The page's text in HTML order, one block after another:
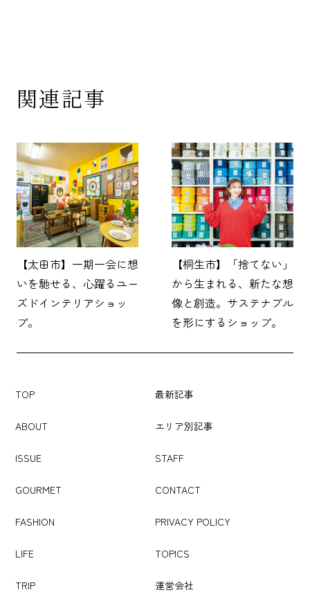
関連記事
【太田市】一期一会に想
いを馳せる、心躍るユー
ズドインテリアショッ
プ。
【桐生市】「捨てない」
から生まれる、新たな想
像と創造。サステナブル
を形にするショップ。
TOP 最新記事
ABOUT エリア別記事
ISSUE STAFF
GOURMET CONTACT
FASHION PRIVACY POLICY
LIFE TOPICS
TRIP 運営会社